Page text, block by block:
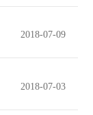
2018-07-09
2018-07-03